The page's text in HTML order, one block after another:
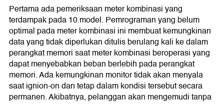
Pertama ada pemeriksaan meter kombinasi yang
terdampak pada 10 model. Pemrograman yang belum
optimal pada meter kombinasi ini membuat kemungkinan
data yang tidak diperlukan ditulis berulang kali ke dalam
perangkat memori saat meter kombinasi beroperasi yang
dapat menyebabkan beban berlebih pada perangkat
memori. Ada kemungkinan monitor tidak akan menyala
saat ignion-on dan tetap dalam kondisi tersebut secara
permanen. Akibatnya, pelanggan akan mengemudi tanpa